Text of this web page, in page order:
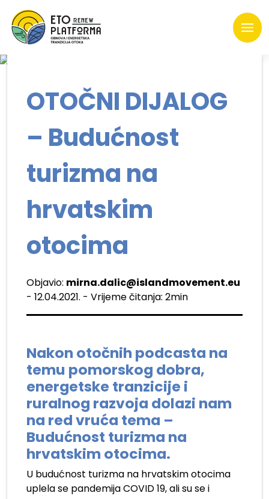
OTOČNI DIJALOG
– Budućnost
turizma na
hrvatskim
otocima
Objavio: mirna.dalic@islandmovement.eu
- 12.04.2021. - Vrijeme čitanja: 2min
Nakon otočnih podcasta na
temu pomorskog dobra,
energetske tranzicije i
ruralnog razvoja dolazi nam
na red vruća tema –
Budućnost turizma na
hrvatskim otocima.
U budućnost turizma na hrvatskim otocima
uplela se pandemija COVID 19, ali su se i